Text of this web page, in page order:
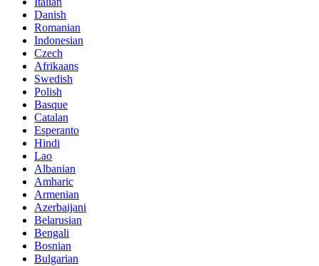
Danish
Romanian
Indonesian
Czech
Afrikaans
Swedish
Polish
Basque
Catalan
Esperanto
Hindi
Lao
Albanian
Amharic
Armenian
Azerbaijani
Belarusian
Bengali
Bosnian
Bulgarian